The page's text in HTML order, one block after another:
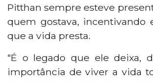
Pitthan sempre esteve
quem gostava, incentivando
que a vida presta.
“É o legado que ele deixa,
importância de viver a vida